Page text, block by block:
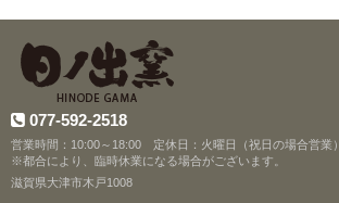
077-592-2518
営業時間：10:00～18:00 定休日：火曜日（祝日の場合営業）
※都合により、臨時休業になる場合がございます。
滋賀県大津市木戸1008